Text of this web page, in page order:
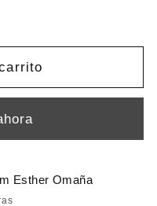
Esther Omaña